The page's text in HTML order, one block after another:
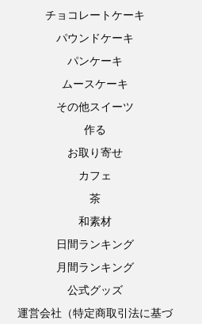
チョコレートケーキ
パウンドケーキ
パンケーキ
ムースケーキ
その他スイーツ
作る
お取り寄せ
カフェ
茶
和素材
日間ランキング
月間ランキング
公式グッズ
運営会社（特定商取引法に基づ